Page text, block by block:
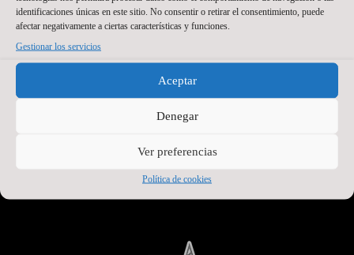
identificaciones únicas en este sitio. No consentir o retirar el consentimiento, puede
afectar negativamente a ciertas características y funciones.
Gestionar los servicios
Aceptar
Denegar
Ver preferencias
Política de cookies
SEGUNDO PATROCINADOR